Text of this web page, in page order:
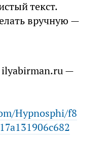
текст.
вручную —
—
Hypnosphi/f8